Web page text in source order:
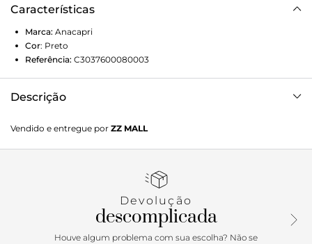
Características
Marca: Anacapri
Cor: Preto
Referência: C3037600080003
Descrição
esportivo no estilo chunky com detalhe em faixa colorida
na sola. Feito em knit, apresenta texturas aparentes e
uma meia no pé, proporciona total conforto. Traz etiqueta
puxador em fita no calcanhar, facilitando o calce.
Porque Apostar: Tênis Anacapri em knit é conforto ao
Vendido e entregue por ZZ MALL
Devolução
descomplicada
Houve algum problema com sua escolha? Não se